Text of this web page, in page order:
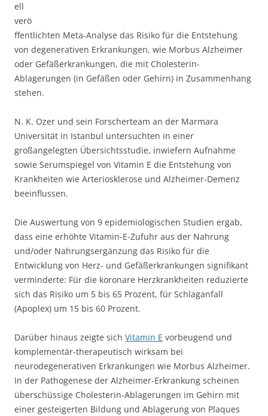
ell
verö
ffentlichten Meta-Analyse das Risiko für die Entstehung
von degenerativen Erkrankungen, wie Morbus Alzheimer
oder Gefäßerkrankungen, die mit Cholesterin-
Ablagerungen (in Gefäßen oder Gehirn) in Zusammenhang
stehen.
N. K. Ozer und sein Forscherteam an der Marmara
Universität in Istanbul untersuchten in einer
großangelegten Übersichtsstudie, inwiefern Aufnahme
sowie Serumspiegel von Vitamin E die Entstehung von
Krankheiten wie Arteriosklerose und Alzheimer-Demenz
beeinflussen.
Die Auswertung von 9 epidemiologischen Studien ergab,
dass eine erhöhte Vitamin-E-Zufuhr aus der Nahrung
und/oder Nahrungsergänzung das Risiko für die
Entwicklung von Herz- und Gefäßerkrankungen signifikant
verminderte: Für die koronare Herzkrankheiten reduzierte
sich das Risiko um 5 bis 65 Prozent, für Schlaganfall
(Apoplex) um 15 bis 60 Prozent.
Darüber hinaus zeigte sich Vitamin E vorbeugend und
komplementär-therapeutisch wirksam bei
neurodegenerativen Erkrankungen wie Morbus Alzheimer.
In der Pathogenese der Alzheimer-Erkrankung scheinen
überschüssige Cholesterin-Ablagerungen im Gehirn mit
einer gesteigerten Bildung und Ablagerung von Plaques